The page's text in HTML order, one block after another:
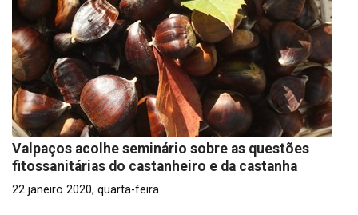
Valpaços acolhe seminário sobre as questões
fitossanitárias do castanheiro e da castanha
22 janeiro 2020, quarta-feira